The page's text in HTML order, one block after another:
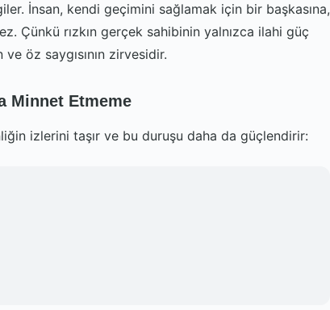
İnsan, kendi geçimini sağlamak için bir başkasına,
Çünkü rızkın gerçek sahibinin yalnızca ilahi güç
ve öz saygısının zirvesidir.
Minnet Etmeme
izlerini taşır ve bu duruşu daha da güçlendirir: